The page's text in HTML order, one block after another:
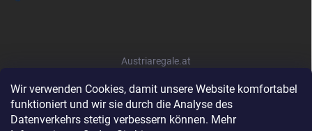
Wir verwenden Cookies, damit unsere Website komfortabel
funktioniert und wir sie durch die Analyse des
Datenverkehrs stetig verbessern können. Mehr
Austriaregale.at